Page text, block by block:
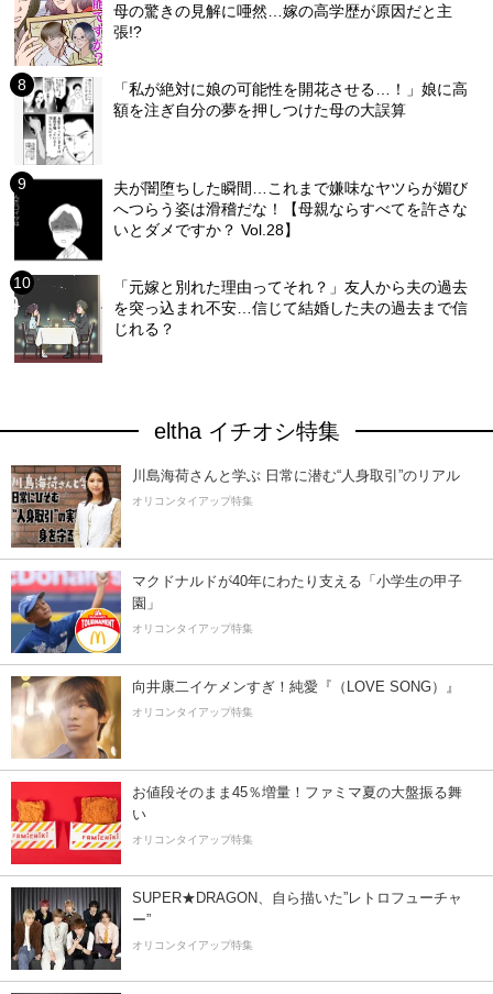
母の驚きの見解に唖然…嫁の高学歴が原因だと主
張!?
「私が絶対に娘の可能性を開花させる…！」娘に高
額を注ぎ自分の夢を押しつけた母の大誤算
夫が闇堕ちした瞬間…これまで嫌味なヤツらが媚び
へつらう姿は滑稽だな！【母親ならすべてを許さな
いとダメですか？ Vol.28】
「元嫁と別れた理由ってそれ？」友人から夫の過去
を突っ込まれ不安…信じて結婚した夫の過去まで信
じれる？
eltha イチオシ特集
川島海荷さんと学ぶ 日常に潜む“人身取引”のリアル
オリコンタイアップ特集
マクドナルドが40年にわたり支える「小学生の甲子
園」
オリコンタイアップ特集
向井康二イケメンすぎ！純愛『（LOVE SONG）』
オリコンタイアップ特集
お値段そのまま45％増量！ファミマ夏の大盤振る舞
い
オリコンタイアップ特集
SUPER★DRAGON、自ら描いた”レトロフューチャ
ー”
オリコンタイアップ特集